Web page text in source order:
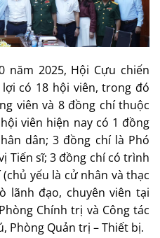
năm 2025, Hội Cựu chiến
có 18 hội viên, trong đó
viên và 8 đồng chí thuộc
viên hiện nay có 1 đồng
dân; 3 đồng chí là Phó
Tiến sĩ; 3 đồng chí có trình
yếu là cử nhân và thạc
lãnh đạo, chuyên viên tại
Chính trị và Công tác
Phòng Quản trị – Thiết bị.